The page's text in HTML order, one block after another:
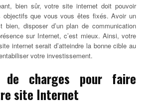
bien sûr, votre site internet doit pouvoir
objectifs que vous vous êtes fixés. Avoir un
bien, disposer d’un plan de communication
sur Internet, c’est mieux. Ainsi, votre
internet serait d’atteindre la bonne cible au
votre investissement.
de charges pour faire
site Internet